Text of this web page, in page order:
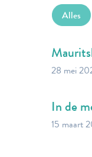
Alles
28 mei
In de
15 maart